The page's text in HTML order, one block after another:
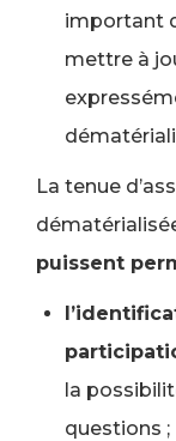
important
mettre à
La tenue
puissent
la
questions ;